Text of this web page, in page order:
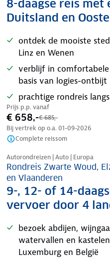
8-daagse reis
Duitsland en
ontdek de mooiste
Linz en Wenen
verblijf in
basis van logies-ontbijt
prachtige rondreis
Prijs p.p. vanaf
€ 658,-€ 685,-
Bij vertrek op o.a. 01-09-2026
Complete reissom
Nazomer korting
Autorondreizen | Auto | Europa
Rondreis Zwarte Woud,
en Vlaanderen
9-, 12- of 14-
vervoer door 4
bezoek abdijen,
watervallen en
Luxemburg en België